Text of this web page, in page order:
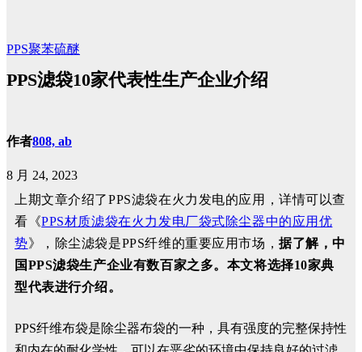
PPS聚苯硫醚
PPS滤袋10家代表性生产企业介绍
作者808, ab
8 月 24, 2023
上期文章介绍了PPS滤袋在火力发电的应用，详情可以查
看《PPS材质滤袋在火力发电厂袋式除尘器中的应用优
势》，除尘滤袋是PPS纤维的重要应用市场，据了解，中
国PPS滤袋生产企业有数百家之多。本文将选择10家典
型代表进行介绍。
PPS纤维布袋是除尘器布袋的一种，具有强度的完整保持性